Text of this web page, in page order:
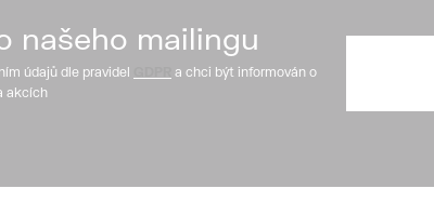
našeho mailingu
údajů dle pravidel
a chci být informován o
akcích